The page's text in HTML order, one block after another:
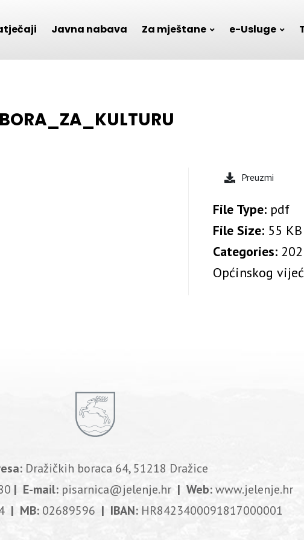
Javna nabava Za mještane e-Usluge
Preuzmi
File Type: pdf
File Size: 55 KB
Categories:
Općinskog
Dražičkih boraca 64, 51218 Dražice
| E-mail: pisarnica@jelenje.hr| Web:www.jelenje.hr
| MB: 02689596 | IBAN: HR8423400091817000001